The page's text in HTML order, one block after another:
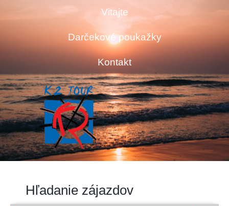
Vitajte
Darčekové poukažky
Kontakt
Hľadanie zájazdov